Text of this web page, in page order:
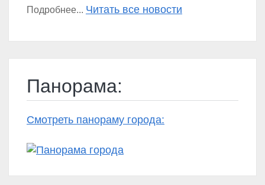
Подробнее... Читать все новости
Панорама:
Смотреть панораму города: